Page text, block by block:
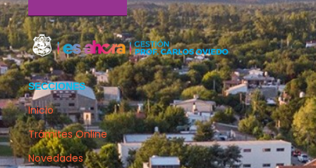
SECCIONES
Inicio
Trámites Online
Novedades